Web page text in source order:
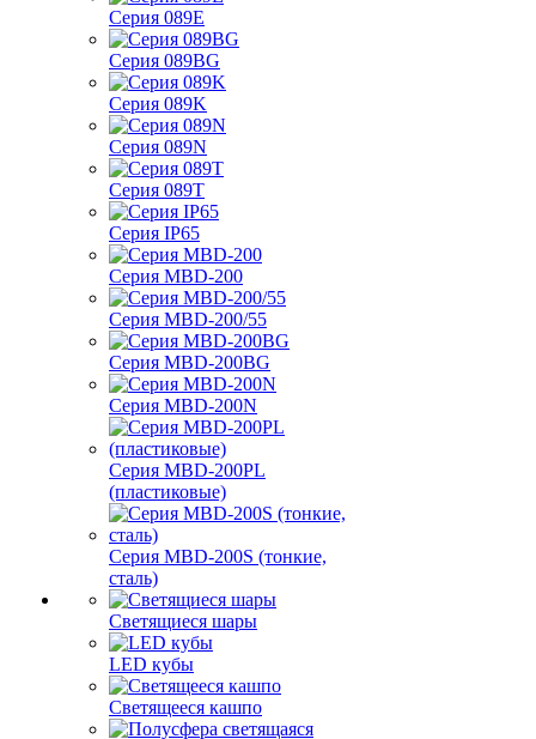
Серия 089E
Серия 089BG
Серия 089K
Серия 089N
Серия 089T
Серия IP65
Серия MBD-200
Серия MBD-200/55
Серия MBD-200BG
Серия MBD-200N
Серия MBD-200PL
(пластиковые)
Серия MBD-200S (тонкие,
сталь)
Светящиеся шары
LED кубы
Светящееся кашпо